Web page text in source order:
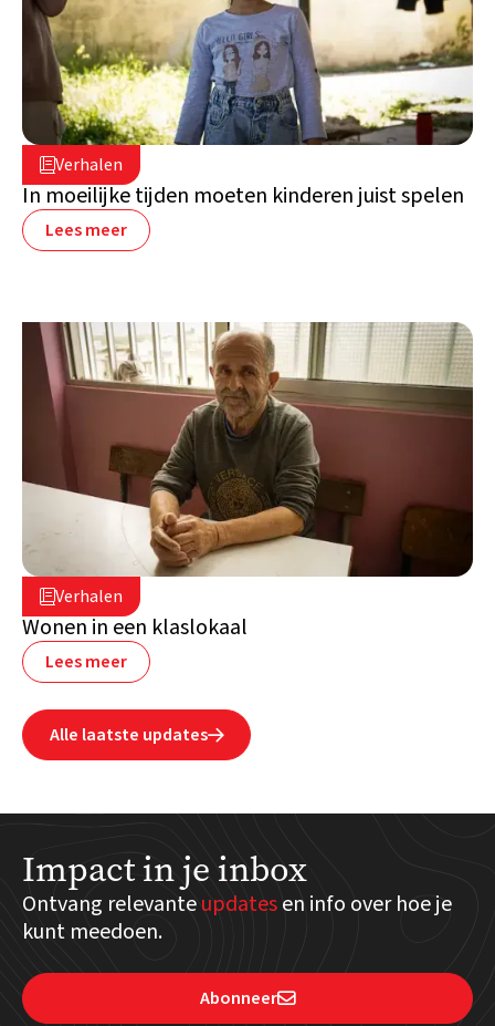
Verhalen
16 juli 2026
Libanon
In moeilijke tijden moeten kinderen juist spelen
Lees meer
Verhalen
2 juli 2026
Libanon
Wonen in een klaslokaal
Lees meer
Alle laatste updates
Impact in je inbox
Ontvang relevanteupdatesen info over hoe je
kunt meedoen.
Abonneer